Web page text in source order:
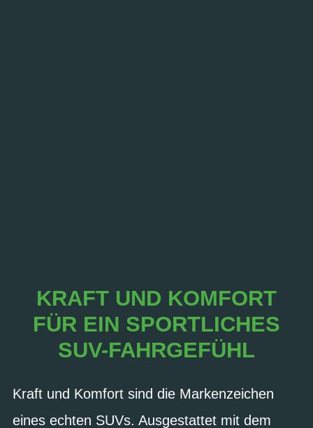
KRAFT UND KOMFORT
FÜR EIN SPORTLICHES
SUV-FAHRGEFÜHL
Kraft und Komfort sind die Markenzeichen
eines echten SUVs. Ausgestattet mit dem